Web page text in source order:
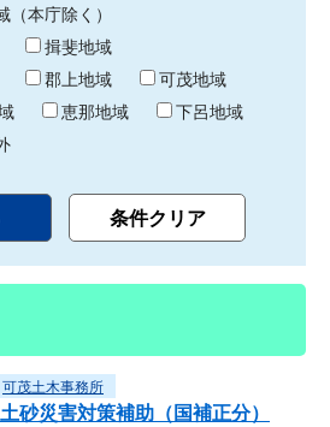
（本庁除く）
揖斐地域
郡上地域
可茂地域
恵那地域
下呂地域
可茂土木事務所
砂災害対策補助（国補正分）